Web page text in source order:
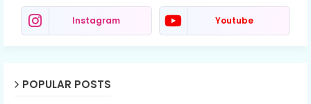
Instagram Youtube
POPULAR POSTS